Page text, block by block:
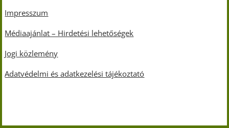
Impresszum
Médiaajánlat – Hirdetési lehetőségek
Jogi közlemény
Adatvédelmi és adatkezelési tájékoztató